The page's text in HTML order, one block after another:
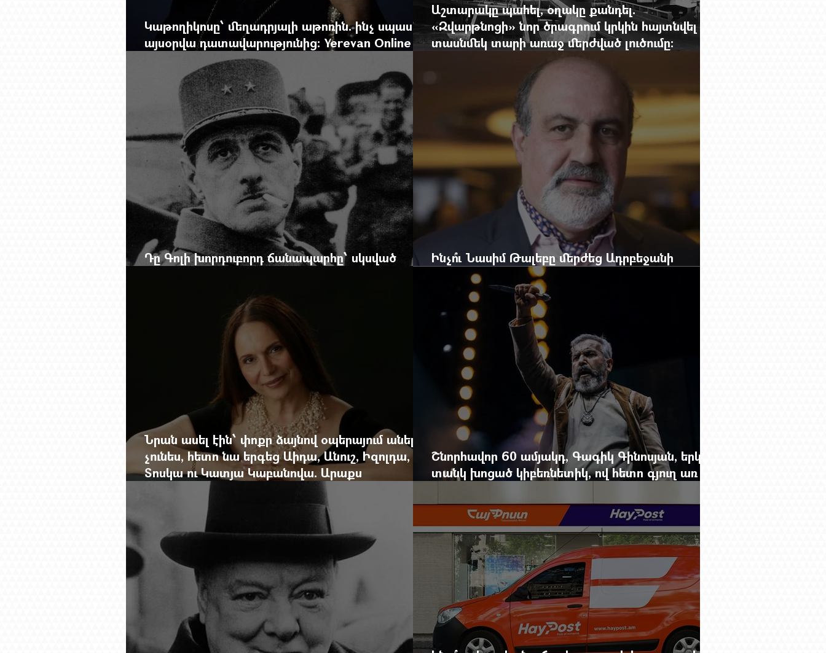
Կաթողիկոսը՝ մեղադրյալի աթոռին. ինչ սպասել
այսօրվա դատավարությունից: Yerevan Online
Mag.-ի մեծ ռեպորտաժը
Աշտարակը պահել, օղակը քանդել.
«Զվարթնոցի» նոր ծրագրում կրկին հայտնվել է
տասնմեկ տարի առաջ մերժված լուծումը:
Yerevan Online Mag.-ի մեծ ռեպորտաժը
Դը Գոլի խորդուբորդ ճանապարհը՝ սկսված
Ինչո՞ւ Նասիմ Թալեբը մերժեց Ադրբեջանի
հրավերքը և պաշտպանեց Ռուբեն Վարդանյանին
Նրան ասել էին՝ փոքր ձայնով օպերայում անելիք
չունես, հետո նա երգեց Աիդա, Անուշ, Իզոլդա,
Տոսկա ու Կատյա Կաբանովա. Արաքս
Մանսուրյանը 80 տարեկան է
Շնորհավոր 60 ամյակդ, Գագիկ Գինոսյան, երկու
տանկ խոցած կիբեռնետիկ, ով հետո գյուղ առ